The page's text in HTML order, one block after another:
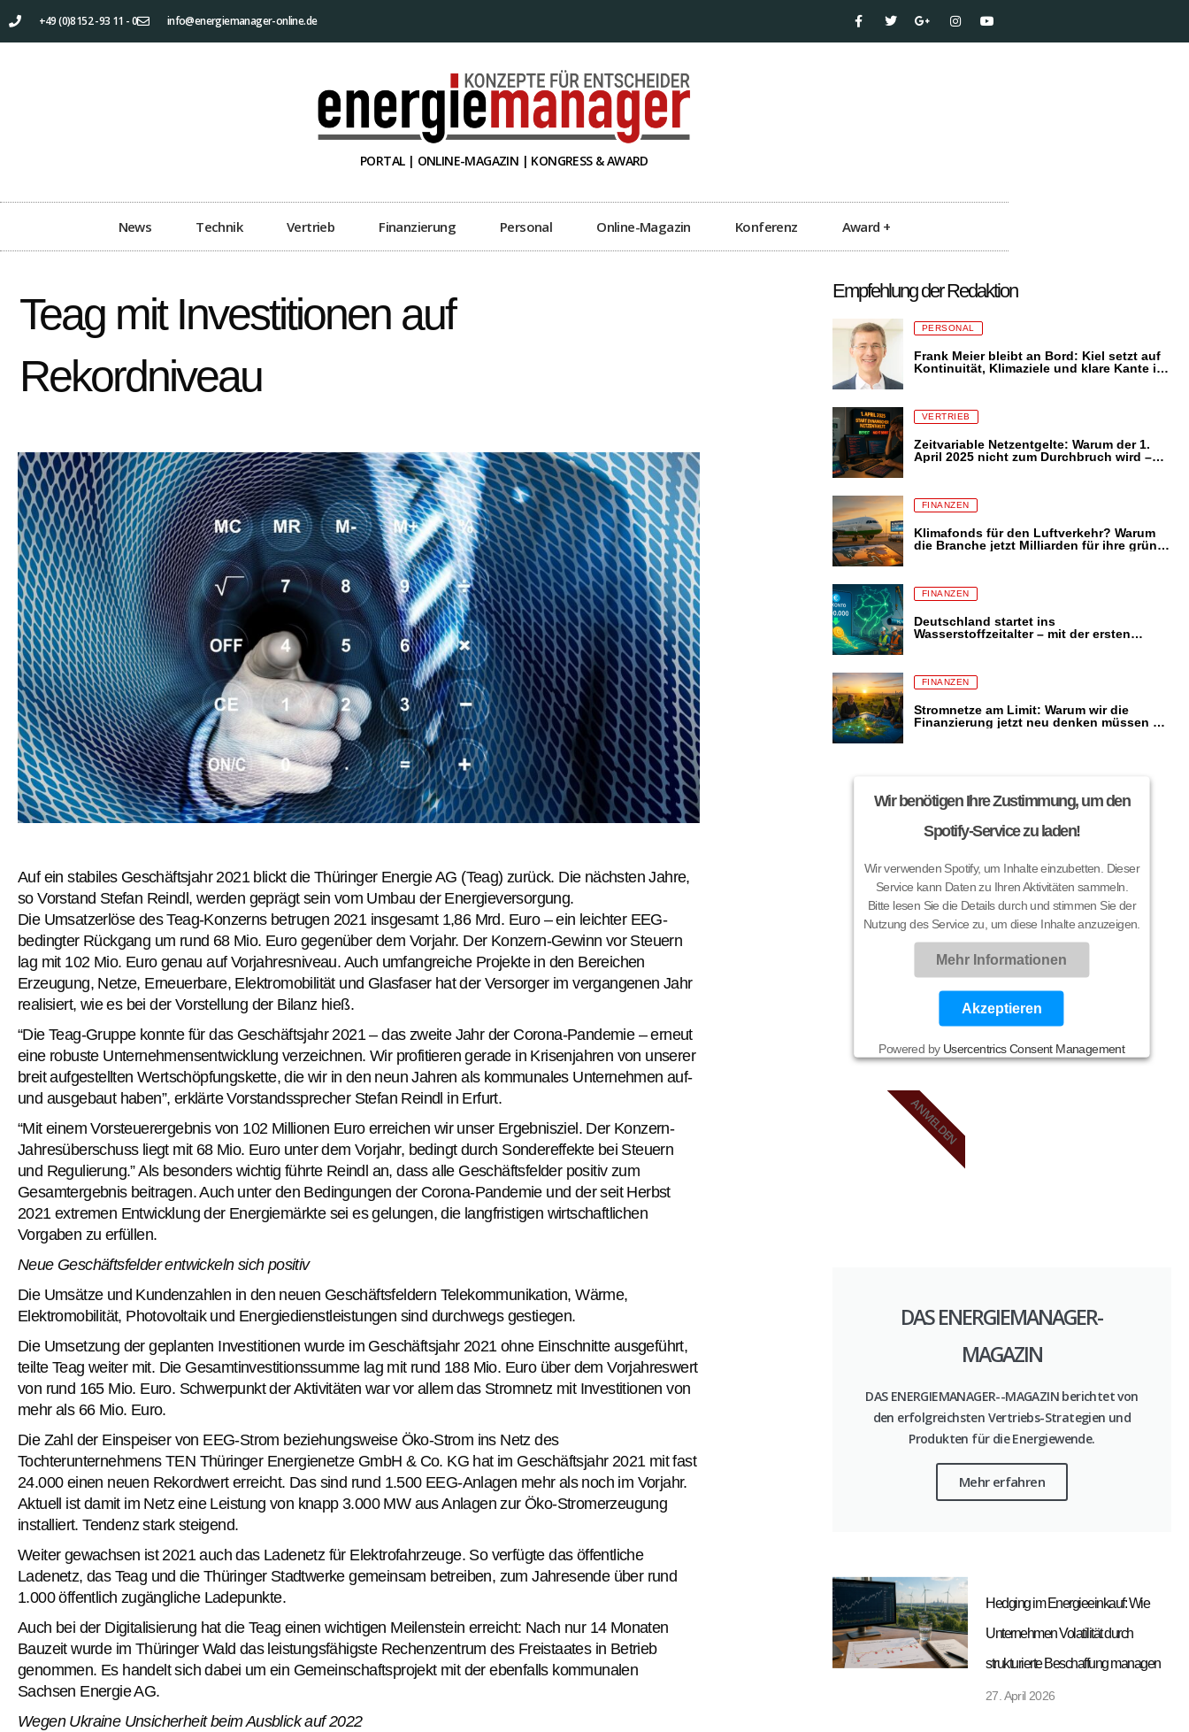
+49 (0)8152 -93 11 - 0 info@energiemanager-online.de
PORTAL | ONLINE-MAGAZIN | KONGRESS & AWARD
News Technik Vertrieb Finanzierung Personal Online-Magazin Konferenz Award +
Teag mit Investitionen auf
Rekordniveau
Auf ein stabiles Geschäftsjahr 2021 blickt die Thüringer Energie AG (Teag) zurück. Die nächsten Jahre,
so Vorstand Stefan Reindl, werden geprägt sein vom Umbau der Energieversorgung.
Die Umsatzerlöse des Teag-Konzerns betrugen 2021 insgesamt 1,86 Mrd. Euro – ein leichter EEG-
bedingter Rückgang um rund 68 Mio. Euro gegenüber dem Vorjahr. Der Konzern-Gewinn vor Steuern
lag mit 102 Mio. Euro genau auf Vorjahresniveau. Auch umfangreiche Projekte in den Bereichen
Erzeugung, Netze, Erneuerbare, Elektromobilität und Glasfaser hat der Versorger im vergangenen Jahr
realisiert, wie es bei der Vorstellung der Bilanz hieß.
“Die Teag-Gruppe konnte für das Geschäftsjahr 2021 – das zweite Jahr der Corona-Pandemie – erneut
eine robuste Unternehmensentwicklung verzeichnen. Wir profitieren gerade in Krisenjahren von unserer
breit aufgestellten Wertschöpfungskette, die wir in den neun Jahren als kommunales Unternehmen auf-
und ausgebaut haben”, erklärte Vorstandssprecher Stefan Reindl in Erfurt.
“Mit einem Vorsteuerergebnis von 102 Millionen Euro erreichen wir unser Ergebnisziel. Der Konzern-
Jahresüberschuss liegt mit 68 Mio. Euro unter dem Vorjahr, bedingt durch Sondereffekte bei Steuern
und Regulierung.” Als besonders wichtig führte Reindl an, dass alle Geschäftsfelder positiv zum
Gesamtergebnis beitragen. Auch unter den Bedingungen der Corona-Pandemie und der seit Herbst
2021 extremen Entwicklung der Energiemärkte sei es gelungen, die langfristigen wirtschaftlichen
Vorgaben zu erfüllen.
Neue Geschäftsfelder entwickeln sich positiv
Die Umsätze und Kundenzahlen in den neuen Geschäftsfeldern Telekommunikation, Wärme,
Elektromobilität, Photovoltaik und Energiedienstleistungen sind durchwegs gestiegen.
Die Umsetzung der geplanten Investitionen wurde im Geschäftsjahr 2021 ohne Einschnitte ausgeführt,
teilte Teag weiter mit. Die Gesamtinvestitionssumme lag mit rund 188 Mio. Euro über dem Vorjahreswert
von rund 165 Mio. Euro. Schwerpunkt der Aktivitäten war vor allem das Stromnetz mit Investitionen von
mehr als 66 Mio. Euro.
Die Zahl der Einspeiser von EEG-Strom beziehungsweise Öko-Strom ins Netz des
Tochterunternehmens TEN Thüringer Energienetze GmbH & Co. KG hat im Geschäftsjahr 2021 mit fast
24.000 einen neuen Rekordwert erreicht. Das sind rund 1.500 EEG-Anlagen mehr als noch im Vorjahr.
Aktuell ist damit im Netz eine Leistung von knapp 3.000 MW aus Anlagen zur Öko-Stromerzeugung
installiert. Tendenz stark steigend.
Weiter gewachsen ist 2021 auch das Ladenetz für Elektrofahrzeuge. So verfügte das öffentliche
Ladenetz, das Teag und die Thüringer Stadtwerke gemeinsam betreiben, zum Jahresende über rund
1.000 öffentlich zugängliche Ladepunkte.
Auch bei der Digitalisierung hat die Teag einen wichtigen Meilenstein erreicht: Nach nur 14 Monaten
Bauzeit wurde im Thüringer Wald das leistungsfähigste Rechenzentrum des Freistaates in Betrieb
genommen. Es handelt sich dabei um ein Gemeinschaftsprojekt mit der ebenfalls kommunalen
Sachsen Energie AG.
Wegen Ukraine Unsicherheit beim Ausblick auf 2022
Empfehlung der Redaktion
PERSONAL
Frank Meier bleibt an Bord: Kiel setzt auf
Kontinuität, Klimaziele und klare Kante in
VERTRIEB
Zeitvariable Netzentgelte: Warum der 1.
April 2025 nicht zum Durchbruch wird –
FINANZEN
Klimafonds für den Luftverkehr? Warum
die Branche jetzt Milliarden für ihre grüne
FINANZEN
Deutschland startet ins
Wasserstoffzeitalter – mit der ersten
FINANZEN
Stromnetze am Limit: Warum wir die
Finanzierung jetzt neu denken müssen –
Wir benötigen Ihre Zustimmung, um den
Spotify-Service zu laden!
Wir verwenden Spotify, um Inhalte einzubetten. Dieser
Service kann Daten zu Ihren Aktivitäten sammeln.
Bitte lesen Sie die Details durch und stimmen Sie der
Nutzung des Service zu, um diese Inhalte anzuzeigen.
Mehr Informationen
Akzeptieren
Powered by Usercentrics Consent Management
DAS ENERGIEMANAGER-
MAGAZIN
DAS ENERGIEMANAGER--MAGAZIN berichtet von
den erfolgreichsten Vertriebs-Strategien und
Produkten für die Energiewende.
Mehr erfahren
ANMELDEN
Hedging im Energieeinkauf: Wie
Unternehmen Volatilität durch
strukturierte Beschaffung managen
27. April 2026